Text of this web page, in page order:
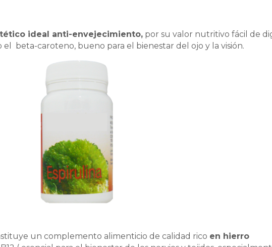
ideal anti-envejecimiento, por su valor nutritivo fácil de
beta-caroteno, bueno para el bienestar del ojo y la visión.
un complemento alimenticio de calidad rico en hierro